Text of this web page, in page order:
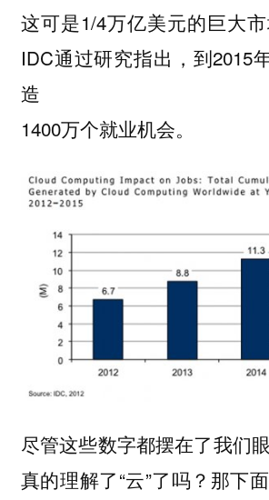
这可是1/4万亿美元的巨大
IDC通过研究指出，到2015
造
1400万个就业机会。
尽管这些数字都摆在了我们
真的理解了“云”了吗？那下